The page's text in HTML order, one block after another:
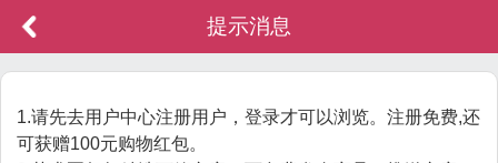
提示消息
1.请先去用户中心注册用户，登录才可以浏览。注册免费,还
可获赠100元购物红包。